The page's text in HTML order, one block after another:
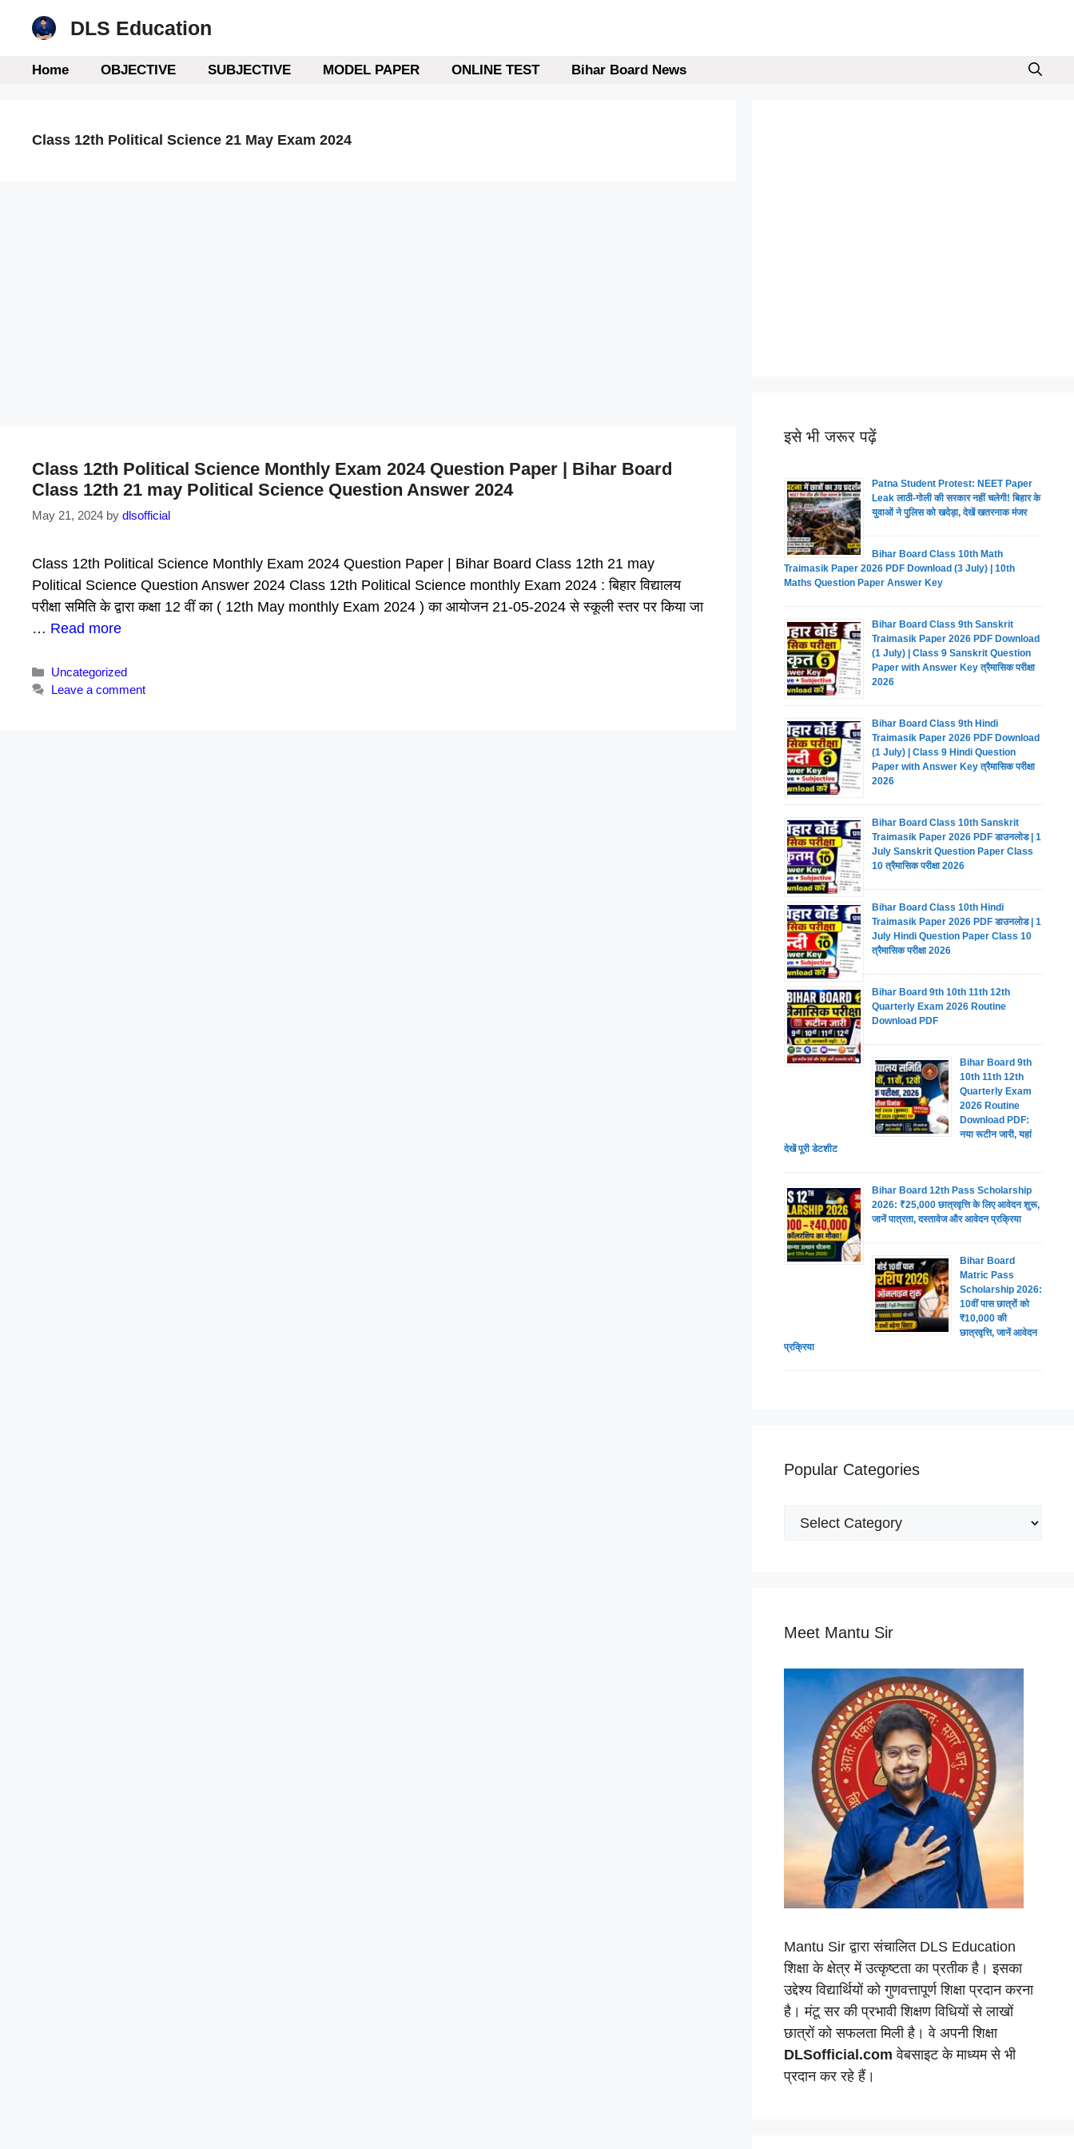
DLS Education
Home OBJECTIVE SUBJECTIVE MODEL PAPER ONLINE TEST Bihar Board News
Class 12th Political Science 21 May Exam 2024
Class 12th Political Science Monthly Exam 2024 Question Paper | Bihar Board
Class 12th 21 may Political Science Question Answer 2024
May 21, 2024 by dlsofficial
Class 12th Political Science Monthly Exam 2024 Question Paper | Bihar Board Class 12th 21 may
Political Science Question Answer 2024 Class 12th Political Science monthly Exam 2024 : बिहार विद्यालय
परीक्षा समिति के द्वारा कक्षा 12 वीं का ( 12th May monthly Exam 2024 ) का आयोजन 21-05-2024 से स्कूली स्तर पर किया जा
… Read more
Categories
Uncategorized
Leave a comment
इसे भी जरूर पढ़ें
Patna Student Protest: NEET Paper
Leak लाठी-गोली की सरकार नहीं चलेगी! बिहार के
युवाओं ने पुलिस को खदेड़ा, देखें खतरनाक मंजर
Bihar Board Class 10th Math
Traimasik Paper 2026 PDF Download (3 July) | 10th
Maths Question Paper Answer Key
Bihar Board Class 9th Sanskrit
Traimasik Paper 2026 PDF Download
(1 July) | Class 9 Sanskrit Question
Paper with Answer Key त्रैमासिक परीक्षा
2026
Bihar Board Class 9th Hindi
Traimasik Paper 2026 PDF Download
(1 July) | Class 9 Hindi Question
Paper with Answer Key त्रैमासिक परीक्षा
2026
Bihar Board Class 10th Sanskrit
Traimasik Paper 2026 PDF डाउनलोड | 1
July Sanskrit Question Paper Class
10 त्रैमासिक परीक्षा 2026
Bihar Board Class 10th Hindi
Traimasik Paper 2026 PDF डाउनलोड | 1
July Hindi Question Paper Class 10
त्रैमासिक परीक्षा 2026
Bihar Board 9th 10th 11th 12th
Quarterly Exam 2026 Routine
Download PDF
Bihar Board 9th
10th 11th 12th
Quarterly Exam
2026 Routine
Download PDF:
नया रूटीन जारी, यहां
देखें पूरी डेटशीट
Bihar Board 12th Pass Scholarship
2026: ₹25,000 छात्रवृत्ति के लिए आवेदन शुरू,
जानें पात्रता, दस्तावेज और आवेदन प्रक्रिया
Bihar Board
Matric Pass
Scholarship 2026:
10वीं पास छात्रों को
₹10,000 की
छात्रवृत्ति, जानें आवेदन
प्रक्रिया
Popular Categories
Popular
Meet Mantu Sir
Mantu Sir द्वारा संचालित DLS Education
शिक्षा के क्षेत्र में उत्कृष्टता का प्रतीक है। इसका
उद्देश्य विद्यार्थियों को गुणवत्तापूर्ण शिक्षा प्रदान करना
है। मंटू सर की प्रभावी शिक्षण विधियों से लाखों
छात्रों को सफलता मिली है। वे अपनी शिक्षा
DLSofficial.com वेबसाइट के माध्यम से भी
प्रदान कर रहे हैं।